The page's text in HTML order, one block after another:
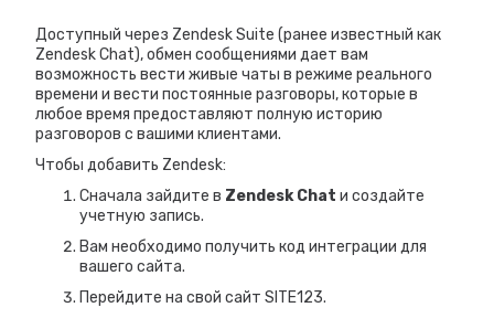
Доступный через Zendesk Suite (ранее известный как
Zendesk Chat), обмен сообщениями дает вам
возможность вести живые чаты в режиме реального
времени и вести постоянные разговоры, которые в
любое время предоставляют полную историю
разговоров с вашими клиентами.
Чтобы добавить Zendesk:
Сначала зайдите в Zendesk Chat и создайте
учетную запись.
Вам необходимо получить код интеграции для
вашего сайта.
Перейдите на свой сайт SITE123.